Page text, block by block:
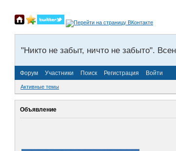
"Никто не забыт, ничто не забыто".
Форум Участники Поиск Регистрация Войти
Активные темы
Объявление